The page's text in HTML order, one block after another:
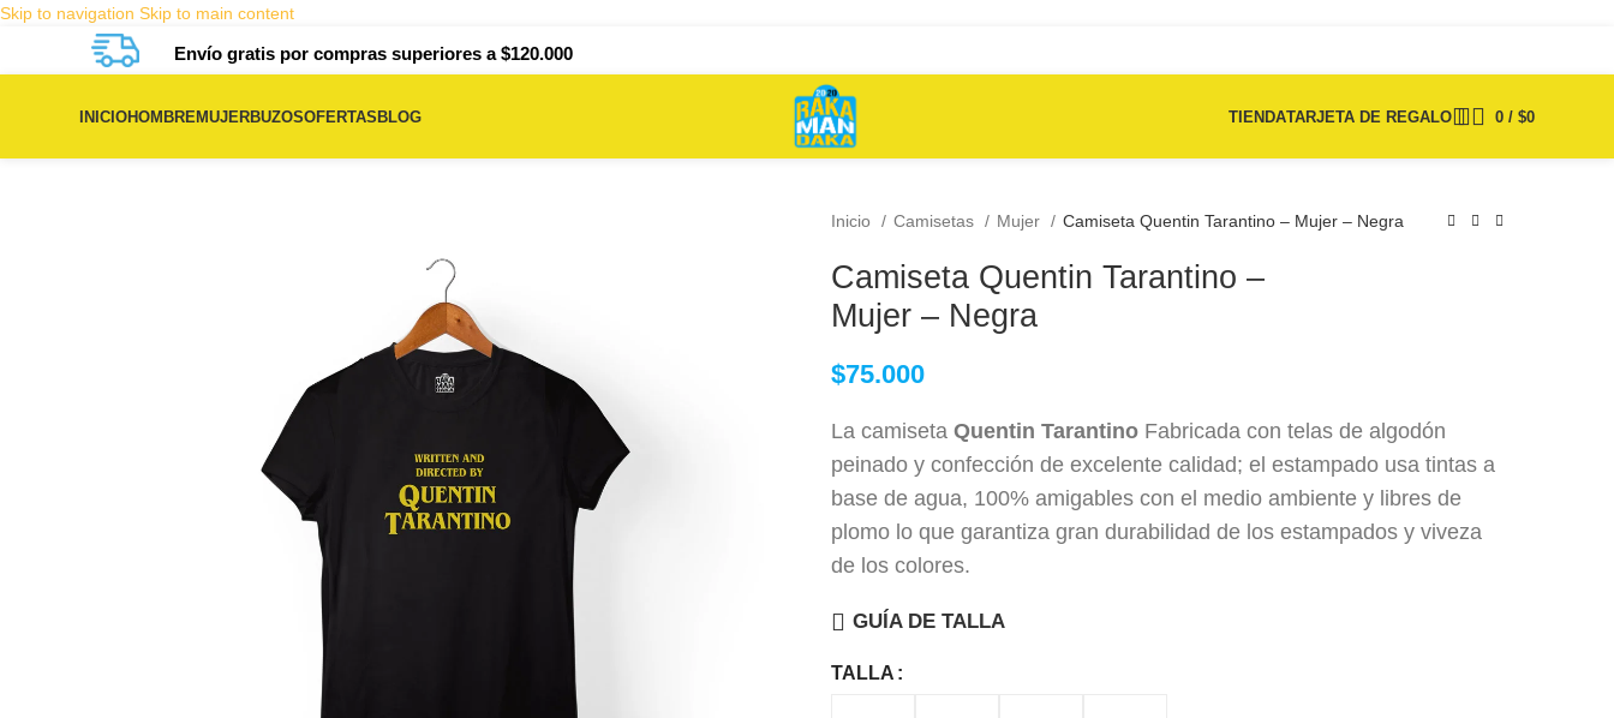
Skip to navigation Skip to main content
Envío gratis por compras superiores a $120.000
INICIOHOMBREMUJERBUZOSOFERTASBLOG TIENDATARJETA DE REGALO 0 / $0
Inicio Camisetas Mujer Camiseta Quentin Tarantino – Mujer – Negra
Camiseta Quentin Tarantino –
Mujer – Negra
$75.000
La camiseta Quentin Tarantino Fabricada con telas de algodón
peinado y confección de excelente calidad; el estampado usa tintas a
base de agua, 100% amigables con el medio ambiente y libres de
plomo lo que garantiza gran durabilidad de los estampados y viveza
de los colores.
GUÍA DE TALLA
TALLA